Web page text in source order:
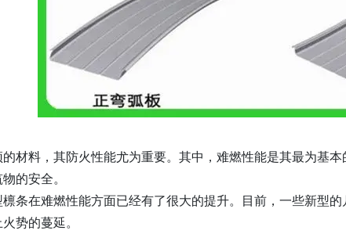
材料，其防火性能尤为重要。其中，难燃性能是其最为基
的安全。
条在难燃性能方面已经有了很大的提升。目前，一些新型
势的蔓延。